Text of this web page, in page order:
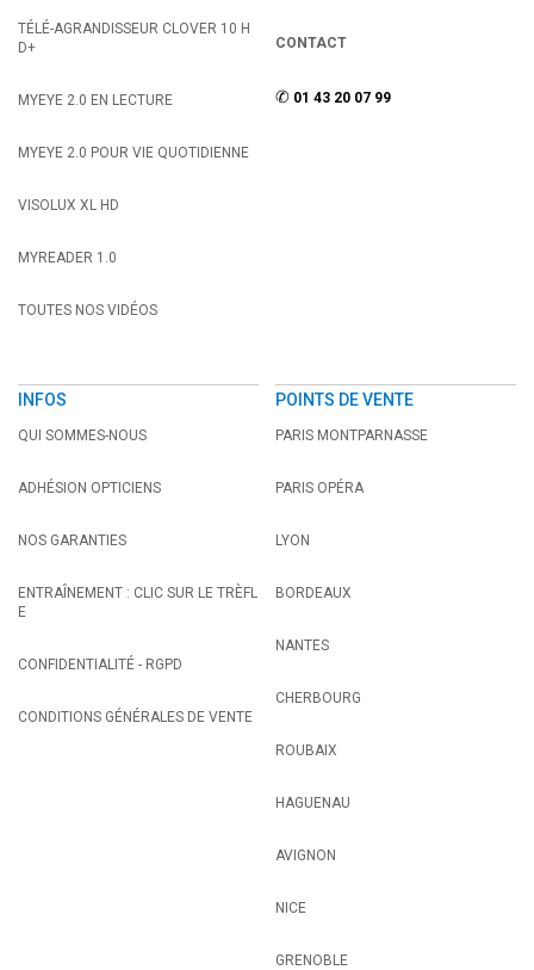
TÉLÉ-AGRANDISSEUR CLOVER 10 H
D+
MYEYE 2.0 EN LECTURE
MYEYE 2.0 POUR VIE QUOTIDIENNE
VISOLUX XL HD
MYREADER 1.0
TOUTES NOS VIDÉOS
CONTACT
✆ 01 43 20 07 99
INFOS
QUI SOMMES-NOUS
ADHÉSION OPTICIENS
NOS GARANTIES
ENTRAÎNEMENT : CLIC SUR LE TRÈFL
E
CONFIDENTIALITÉ - RGPD
CONDITIONS GÉNÉRALES DE VENTE
POINTS DE VENTE
PARIS MONTPARNASSE
PARIS OPÉRA
LYON
BORDEAUX
NANTES
CHERBOURG
ROUBAIX
HAGUENAU
AVIGNON
NICE
GRENOBLE